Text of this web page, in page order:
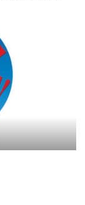
innocente. Nel
ritratta. Due
o giustizia